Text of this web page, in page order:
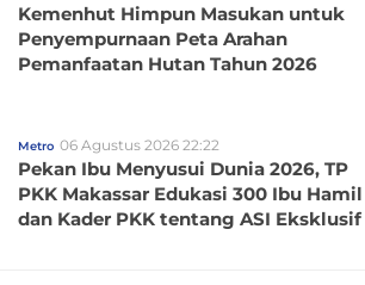
Kemenhut Himpun Masukan untuk
Penyempurnaan Peta Arahan
Pemanfaatan Hutan Tahun 2026
Metro 06 Agustus 2026 22:22
Pekan Ibu Menyusui Dunia 2026, TP
PKK Makassar Edukasi 300 Ibu Hamil
dan Kader PKK tentang ASI Eksklusif